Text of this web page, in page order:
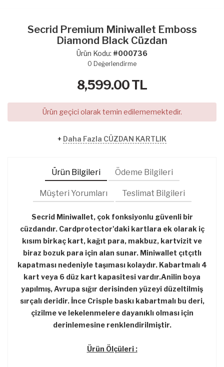
Secrid Premium Miniwallet Emboss
Diamond Black Cüzdan
Ürün Kodu: #000736
0 Değerlendirme
8,599.00TL
Ürün geçici olarak temin edilememektedir.
+ Daha Fazla CÜZDAN KARTLIK
Ürün Bilgileri Ödeme Bilgileri
Müşteri Yorumları Teslimat Bilgileri
Secrid Miniwallet, çok fonksiyonlu güvenli bir
cüzdandır. Cardprotector'daki kartlara ek olarak iç
kısım birkaç kart, kağıt para, makbuz, kartvizit ve
biraz bozuk para için alan sunar. Miniwallet çıtçıtlı
kapatması nedeniyle taşıması kolaydır. Kabartmalı 4
kart veya 6 düz kart kapasitesi vardır.Anilin boya
yapılmış, Avrupa sığır derisinden yüzeyi düzeltilmiş
sırçalı deridir. İnce Crisple baskı kabartmalı bu deri,
çizilme ve lekelenmelere dayanıklı olması için
derinlemesine renklendirilmiştir.
Ürün Ölçüleri :